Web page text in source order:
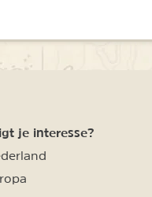
je interesse?